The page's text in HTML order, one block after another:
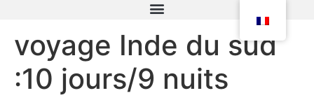
voyage Inde du sud
:10 jours/9 nuits